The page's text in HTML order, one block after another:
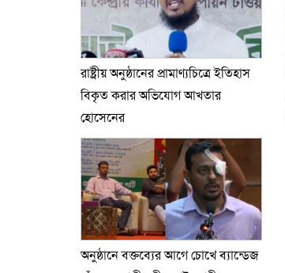
রাষ্ট্রীয় অনুষ্ঠানের প্রামাণ্যচিত্রে ইতিহাস
বিকৃত করার অভিযোগ আখতার
হোসেনের
অনুষ্ঠানে বক্তব্যের আগে চোখে ব্যান্ডেজ